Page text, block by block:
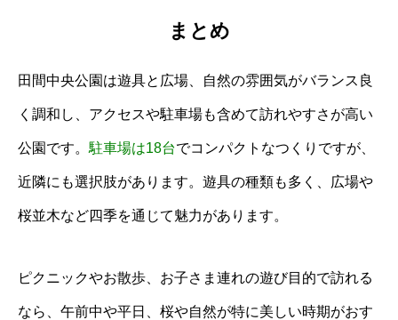
まとめ
田間中央公園は遊具と広場、自然の雰囲気がバランス良
く調和し、アクセスや駐車場も含めて訪れやすさが高い
公園です。 駐車場は18台でコンパクトなつくりですが、
近隣にも選択肢があります。遊具の種類も多く、広場や
桜並木など四季を通じて魅力があります。
ピクニックやお散歩、お子さま連れの遊び目的で訪れる
なら、午前中や平日、桜や自然が特に美しい時期がおす